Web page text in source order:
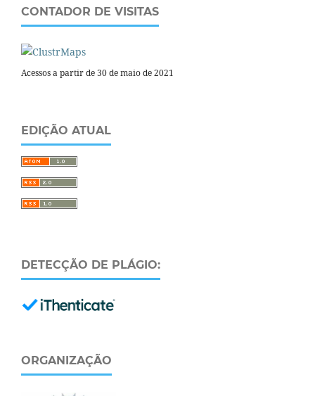
CONTADOR DE VISITAS
Acessos a partir de 30 de maio de 2021
EDIÇÃO ATUAL
DETECÇÃO DE PLÁGIO:
ORGANIZAÇÃO